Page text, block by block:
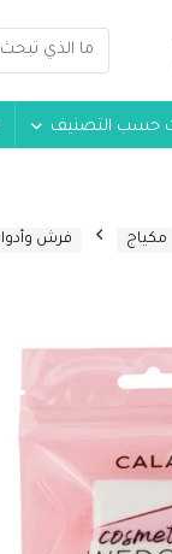
حسب التصنيف
مكياج فرش